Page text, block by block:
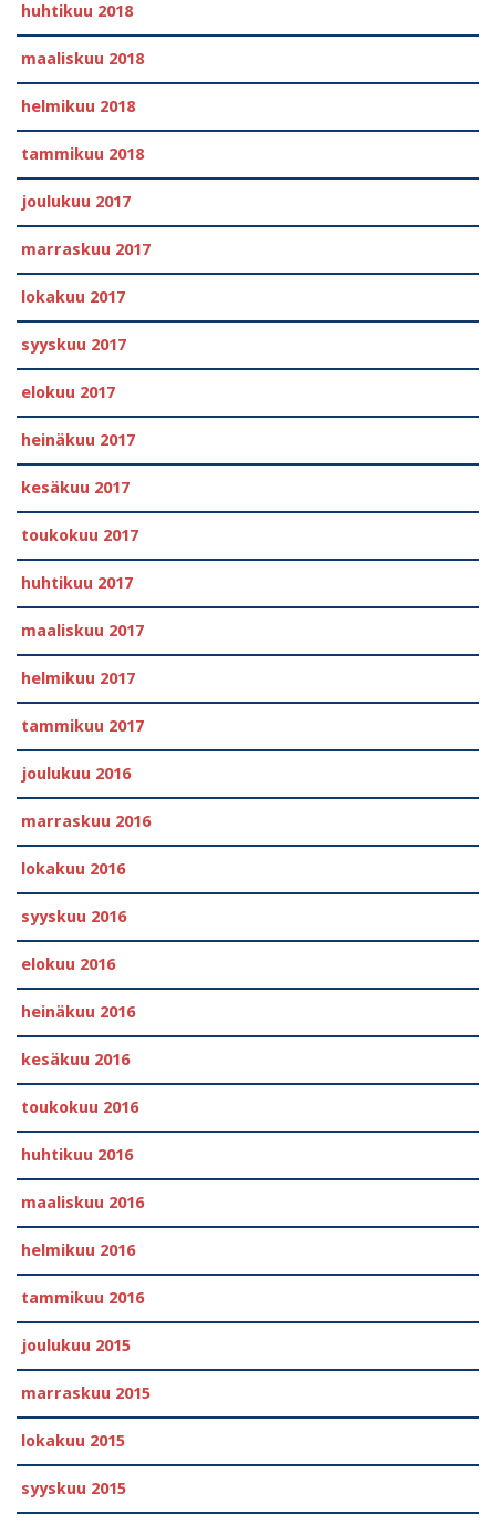
huhtikuu 2018
maaliskuu 2018
helmikuu 2018
tammikuu 2018
joulukuu 2017
marraskuu 2017
lokakuu 2017
syyskuu 2017
elokuu 2017
heinäkuu 2017
kesäkuu 2017
toukokuu 2017
huhtikuu 2017
maaliskuu 2017
helmikuu 2017
tammikuu 2017
joulukuu 2016
marraskuu 2016
lokakuu 2016
syyskuu 2016
elokuu 2016
heinäkuu 2016
kesäkuu 2016
toukokuu 2016
huhtikuu 2016
maaliskuu 2016
helmikuu 2016
tammikuu 2016
joulukuu 2015
marraskuu 2015
lokakuu 2015
syyskuu 2015